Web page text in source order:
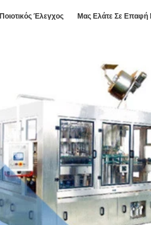
Ποιοτικός Έλεγχος Μας Ελάτε Σε Επαφή